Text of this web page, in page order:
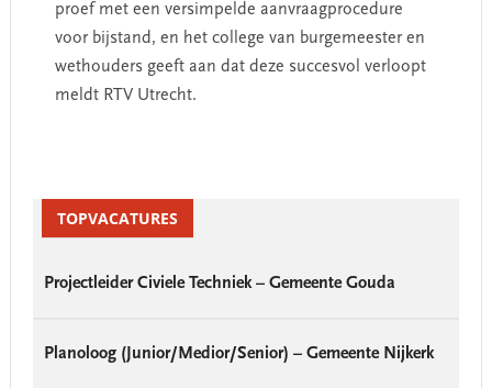
proef met een versimpelde aanvraagprocedure
voor bijstand, en het college van burgemeester en
wethouders geeft aan dat deze succesvol verloopt
meldt RTV Utrecht.
SidebarTOPVACATURES
Projectleider Civiele Techniek – Gemeente Gouda
Planoloog (Junior/Medior/Senior) – Gemeente Nijkerk